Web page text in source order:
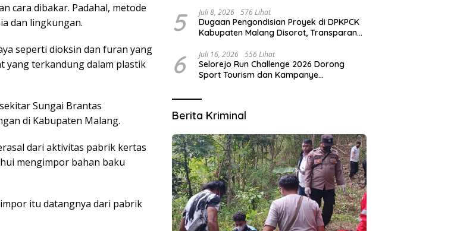
cara dibakar. Padahal, metode
dan lingkungan.
seperti dioksin dan furan yang
yang terkandung dalam plastik
Sungai Brantas
di Kabupaten Malang.
dari aktivitas pabrik kertas
mengimpor bahan baku
itu datangnya dari pabrik
5 Juli 8, 2026 576 Lihat
Dugaan Pengondisian Proyek di DPKPCK
Kabupaten Malang Disorot, Transparansi
6 Juli 16, 2026 556 Lihat
Selorejo Run Challenge 2026 Dorong
Sport Tourism dan Kampanye
Berita Kriminal